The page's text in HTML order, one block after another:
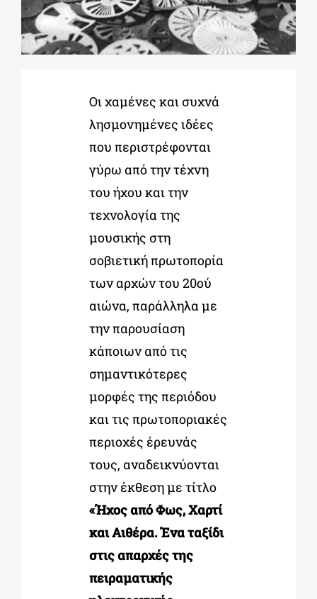
ΔΙΔΑΚΤΟΡΙΚΑ
Οι χαμένες και συχνά
λησμονημένες ιδέες
που περιστρέφονται
γύρω από την τέχνη
του ήχου και την
τεχνολογία της
μουσικής στη
σοβιετική πρωτοπορία
των αρχών του 20ού
αιώνα, παράλληλα με
την παρουσίαση
κάποιων από τις
σημαντικότερες
μορφές της περιόδου
και τις πρωτοποριακές
περιοχές έρευνάς
τους, αναδεικνύονται
στην έκθεση με τίτλο
«Ήχος από Φως, Χαρτί
και Αιθέρα.Ένα ταξίδι
στις απαρχές της
πειραματικής